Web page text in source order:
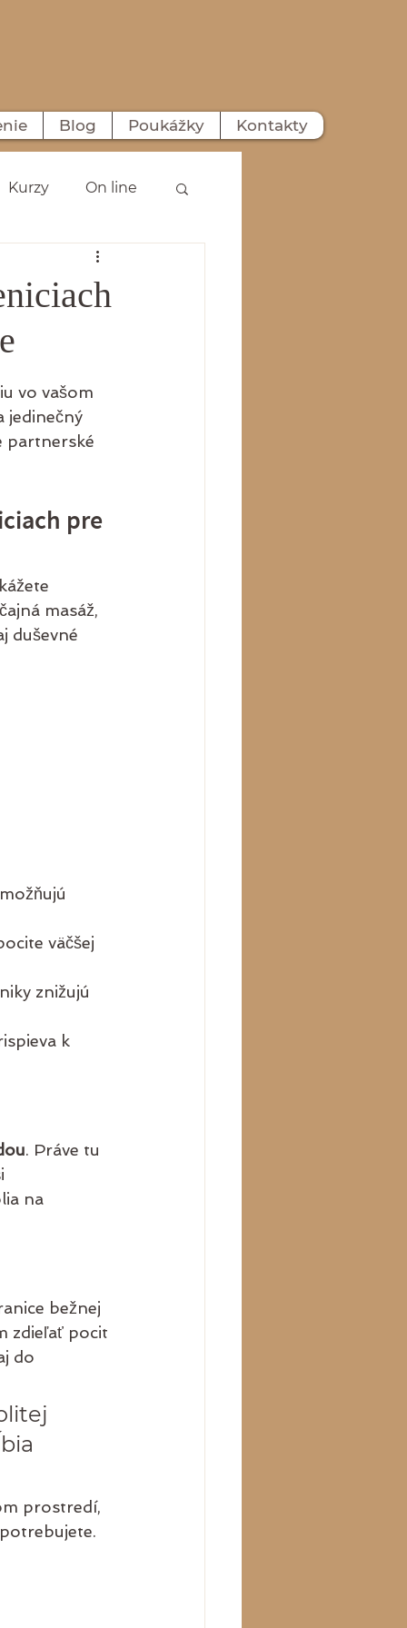
Blog Poukážky Kontakty
Kurzy On line
vo vašom
jedinečný
partnerské
pre
masáž,
duševné
väčšej
znižujú
k
. Práve tu
na
bežnej
zdieľať pocit
do
prostredí,